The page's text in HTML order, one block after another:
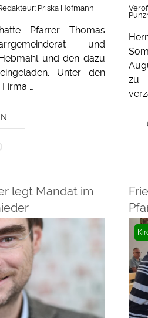
Priska Hofmann
Pfarrer Thomas
und
und den dazu
Unter den
…
zu
legt Mandat im